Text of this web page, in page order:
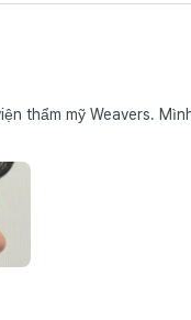
thẩm mỹ Weavers.